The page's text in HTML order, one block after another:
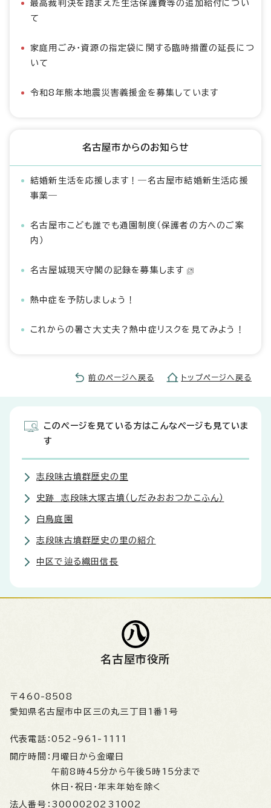
最高裁判決を踏まえた生活保護費等の追加給付につい
て
家庭用ごみ・資源の指定袋に関する臨時措置の延長につ
いて
令和8年熊本地震災害義援金を募集しています
名古屋市からのお知らせ
結婚新生活を応援します！―名古屋市結婚新生活応援
事業―
名古屋市こども誰でも通園制度（保護者の方へのご案
内）
名古屋城現天守閣の記録を募集します
熱中症を予防しましょう！
これからの暑さ大丈夫？熱中症リスクを見てみよう！
前のページへ戻る トップページへ戻る
このページを見ている方はこんなページも見ていま
す
志段味古墳群歴史の里
史跡 志段味大塚古墳（しだみおおつかこふん）
白鳥庭園
志段味古墳群歴史の里の紹介
中区で辿る織田信長
名古屋市役所
〒460-8508
愛知県名古屋市中区三の丸三丁目1番1号
代表電話： 052-961-1111
開庁時間： 月曜日から金曜日
午前8時45分から午後5時15分まで
休日・祝日・年末年始を除く
法人番号： 3000020231002